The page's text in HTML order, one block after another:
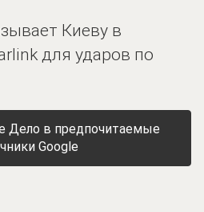
Киеву в
для ударов по
Дело в предпочитаемые
Google